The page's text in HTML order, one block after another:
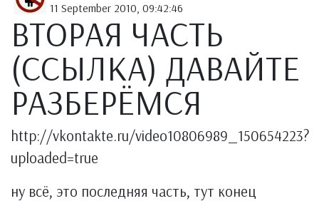
11 September 2010, 09:42:46
ВТОРАЯ ЧАСТЬ
(ССЫЛКА) ДАВАЙТЕ
РАЗБЕРЁМСЯ
http://vkontakte.ru/video10806989_150654223?
uploaded=true
ну всё, это последняя часть, тут конец